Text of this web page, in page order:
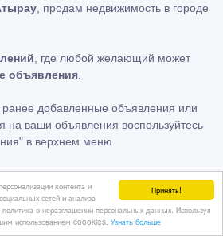
Принять!
контента и
сетей и анализа
о неразглашении персональных данных. Используя
использованием coookies. Узнать больше
, продам недвижимость в городе
, где любой желающий может
объявления
ранее добавленные объявления или
на ваши объявления воспользуйтесь
в верхнем меню.